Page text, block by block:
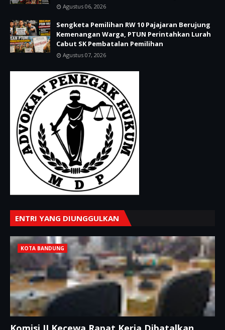
Agustus 06, 2026
Sengketa Pemilihan RW 10 Pajajaran Berujung
Kemenangan Warga, PTUN Perintahkan Lurah
Cabut SK Pembatalan Pemilihan
Agustus 07, 2026
ENTRI YANG DIUNGGULKAN
KOTA BANDUNG